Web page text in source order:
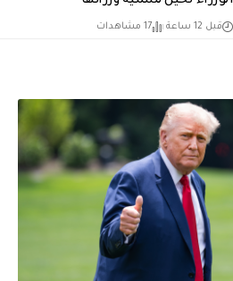
قبل 12 ساعة 17 مشاهدات